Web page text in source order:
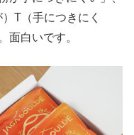
T（手につきにく
面白いです。